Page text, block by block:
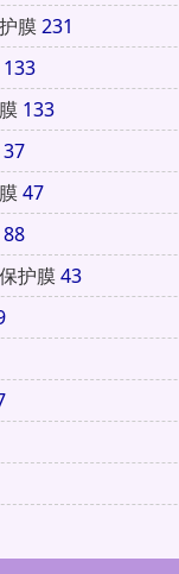
膜231
133
133
37
47
88
护膜43